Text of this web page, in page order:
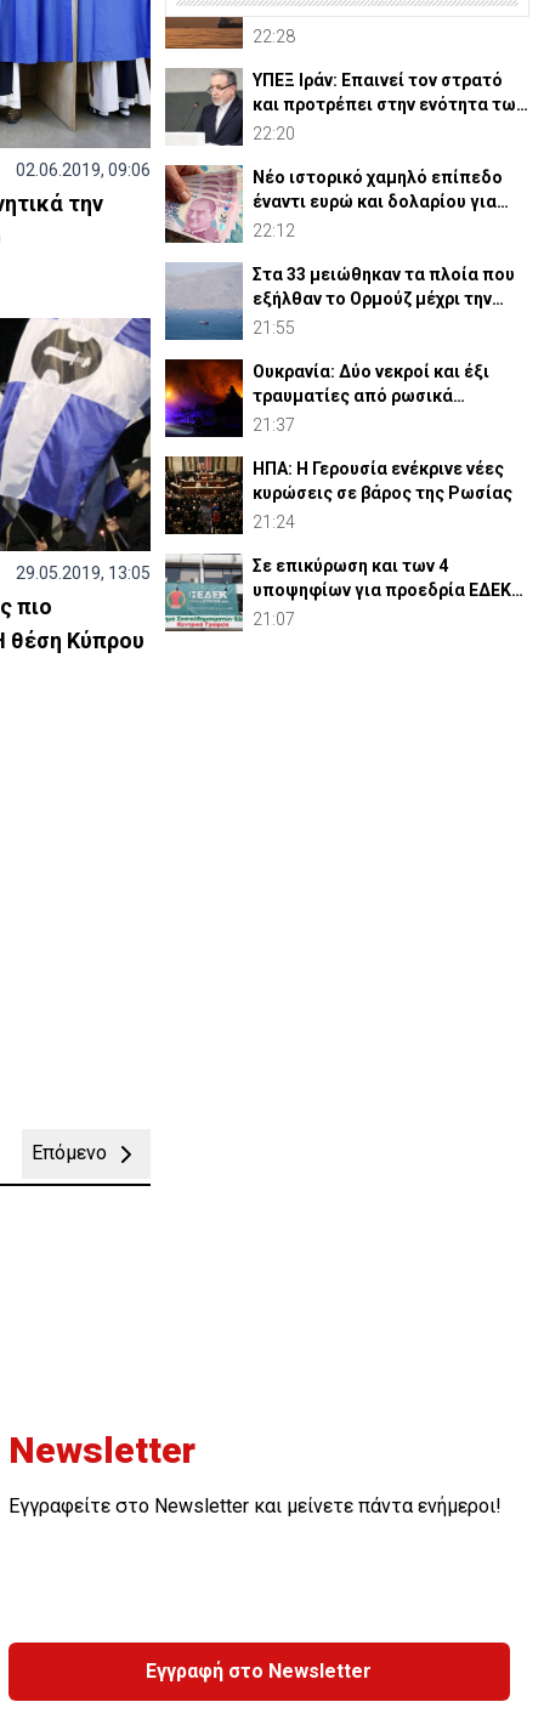
02.06.2019, 09:06
την
29.05.2019, 13:05
πιο
θέση Κύπρου
Επόμενο
Αναμένεται σύντομα μια
συμφωνία για Ορμούζ
22:28
ΥΠΕΞ Ιράν: Επαινεί τον στρατό
και προτρέπει στην ενότητα των
μουσουλμάνων
22:20
Νέο ιστορικό χαμηλό επίπεδο
έναντι ευρώ και δολαρίου για
τουρκική λίρα
22:12
Στα 33 μειώθηκαν τα πλοία που
εξήλθαν το Ορμούζ μέχρι την
Πέμπτη
21:55
Ουκρανία: Δύο νεκροί και έξι
τραυματίες από ρωσικά
πλήγματα
21:37
ΗΠΑ: Η Γερουσία ενέκρινε νέες
κυρώσεις σε βάρος της Ρωσίας
21:24
Σε επικύρωση και των 4
υποψηφίων για προεδρία ΕΔΕΚ
καλεί ο Κ. Μαυρονικόλας
21:07
Newsletter
Εγγραφείτε στο Newsletter και μείνετε πάντα ενήμεροι!
Εγγραφή στο Newsletter